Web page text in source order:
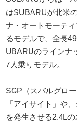
はSUBARUが北米
ナ・オートモーテ
るモデルで、全長
UBARUのラインナ
7人乗りモデル。
SGP（スバルグロ
「アイサイト」や
を発生させる2.4L